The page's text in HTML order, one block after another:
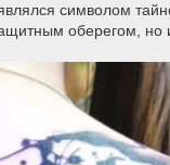
символом
оберегом, но